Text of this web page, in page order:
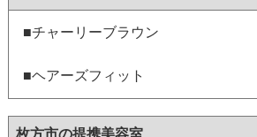
■チャーリーブラウン
■ヘアーズフィット